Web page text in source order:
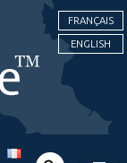
FRANÇAIS
ENGLISH